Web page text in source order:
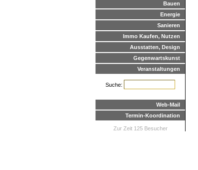
Bauen
Energie
Sanieren
Immo Kaufen, Nutzen
Ausstatten, Design
Gegenwartskunst
Veranstaltungen
Suche:
Web-Mail
Termin-Koordination
Zur Zeit 125 Besucher